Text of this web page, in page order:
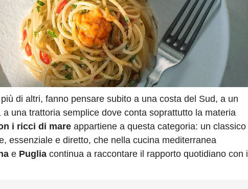
di altri, fanno pensare subito a una costa del Sud, a un
a una trattoria semplice dove conta soprattutto la materia
i ricci di mare appartiene a questa categoria: un classico
essenziale e diretto, che nella cucina mediterranea
e Puglia continua a raccontare il rapporto quotidiano con il